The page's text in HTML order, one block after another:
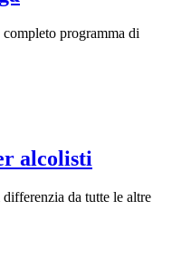
programma di
alcolisti
da tutte le altre